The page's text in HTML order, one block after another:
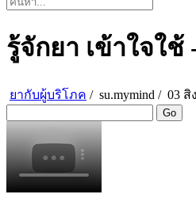
รู้จักยา เข้าใจใช้
ยากับผู้บริโภค / su.mymind / 03 สิ
Go